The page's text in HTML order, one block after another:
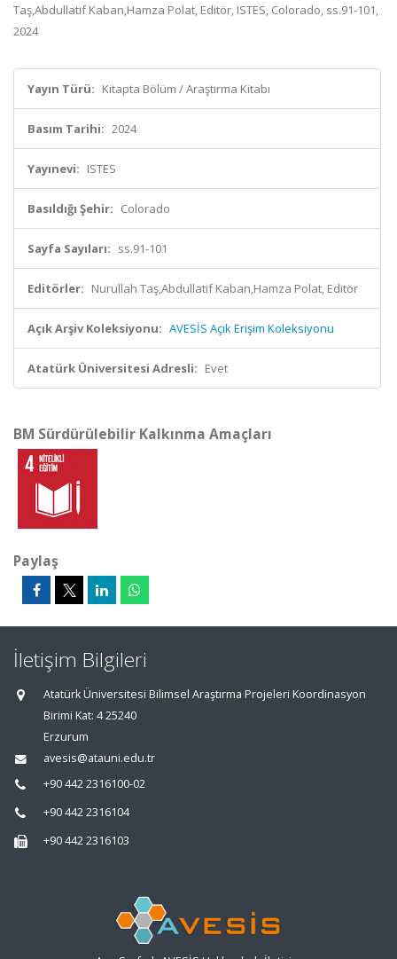
Taş,Abdullatif Kaban,Hamza Polat, Editör, ISTES, Colorado, ss.91-101,
2024
Yayın Türü: Kitapta Bölüm / Araştırma Kitabı
Basım Tarihi: 2024
Yayınevi: ISTES
Basıldığı Şehir: Colorado
Sayfa Sayıları: ss.91-101
Editörler: Nurullah Taş,Abdullatif Kaban,Hamza Polat, Editör
Açık Arşiv Koleksiyonu: AVESİS Açık Erişim Koleksiyonu
Atatürk Üniversitesi Adresli: Evet
BM Sürdürülebilir Kalkınma Amaçları
Paylaş
İletişim Bilgileri
Atatürk Üniversitesi Bilimsel Araştırma Projeleri Koordinasyon
Birimi Kat: 4 25240
Erzurum
avesis@atauni.edu.tr
+90 442 2316100-02
+90 442 2316104
+90 442 2316103